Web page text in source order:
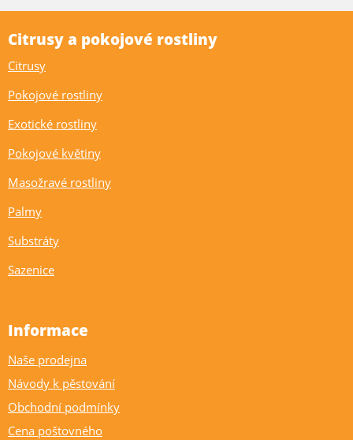
Citrusy a pokojové rostliny
Citrusy
Pokojové rostliny
Exotické rostliny
Pokojové květiny
Masožravé rostliny
Palmy
Substráty
Sazenice
Informace
Naše prodejna
Návody k pěstování
Obchodní podmínky
Cena poštovného